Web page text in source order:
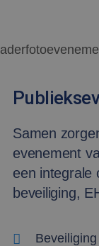
Samen
evenement
een integrale
beveiliging,
Beveiliging